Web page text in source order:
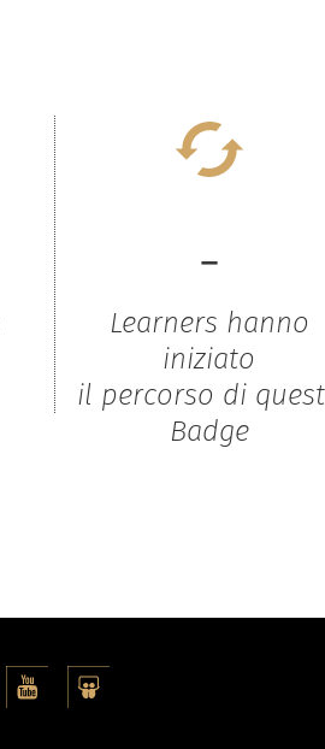
-
Learners hanno
iniziato
il percorso di
Badge